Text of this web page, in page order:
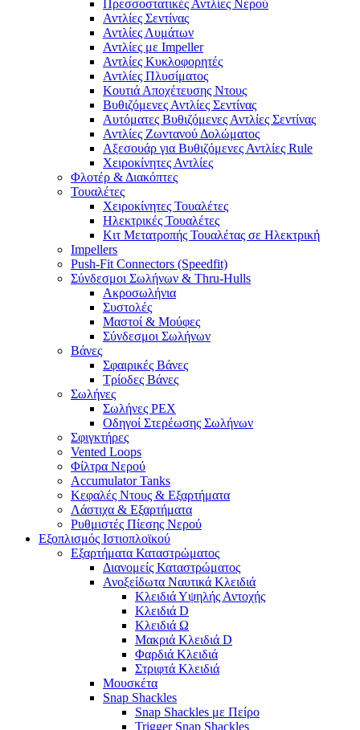
Πρεσσοστατικές Αντλίες Νερού
Αντλίες Σεντίνας
Αντλίες Λυμάτων
Αντλίες με Impeller
Αντλίες Κυκλοφορητές
Αντλίες Πλυσίματος
Κουτιά Αποχέτευσης Ντους
Βυθιζόμενες Αντλίες Σεντίνας
Αυτόματες Βυθιζόμενες Αντλίες Σεντίνας
Αντλίες Ζωντανού Δολώματος
Αξεσουάρ για Βυθιζόμενες Αντλίες Rule
Χειροκίνητες Αντλίες
Φλοτέρ & Διακόπτες
Τουαλέτες
Χειροκίνητες Τουαλέτες
Ηλεκτρικές Τουαλέτες
Κιτ Μετατροπής Τουαλέτας σε Ηλεκτρική
Impellers
Push-Fit Connectors (Speedfit)
Σύνδεσμοι Σωλήνων & Thru-Hulls
Ακροσωλήνια
Συστολές
Μαστοί & Μούφες
Σύνδεσμοι Σωλήνων
Βάνες
Σφαιρικές Βάνες
Τρίοδες Βάνες
Σωλήνες
Σωλήνες PEX
Οδηγοί Στερέωσης Σωλήνων
Σφιγκτήρες
Vented Loops
Φίλτρα Νερού
Accumulator Tanks
Κεφαλές Ντους & Εξαρτήματα
Λάστιχα & Εξαρτήματα
Ρυθμιστές Πίεσης Νερού
Εξοπλισμός Ιστιοπλοϊκού
Εξαρτήματα Καταστρώματος
Διανομείς Καταστρώματος
Ανοξείδωτα Ναυτικά Κλειδιά
Κλειδιά Υψηλής Αντοχής
Κλειδιά D
Κλειδιά Ω
Μακριά Κλειδιά D
Φαρδιά Κλειδιά
Στριφτά Κλειδιά
Μουσκέτα
Snap Shackles
Snap Shackles με Πείρο
Trigger Snap Shackles